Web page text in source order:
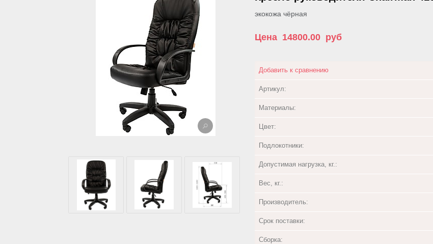
экокожа чёрная
Цена 14800.00 руб
Добавить к сравнению
Артикул:
Материалы:
Цвет:
Подлокотники:
Допустимая нагрузка, кг.:
Вес, кг.:
Производитель:
Срок поставки:
Сборка: